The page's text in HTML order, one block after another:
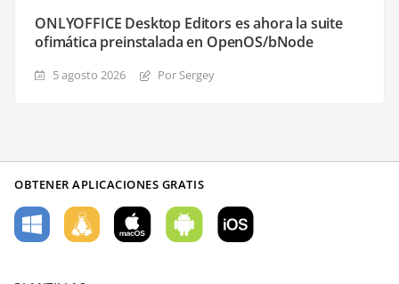
ONLYOFFICE Desktop Editors es ahora la suite
ofimática preinstalada en OpenOS/bNode
5 agosto 2026 Por Sergey
OBTENER APLICACIONES GRATIS